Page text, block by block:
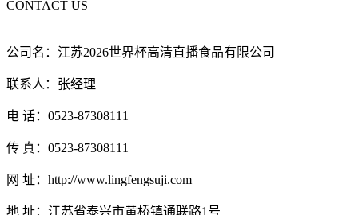
CONTACT US
公司名：江苏2026世界杯高清直播食品有限公司
联系人：张经理
电 话：0523-87308111
传 真：0523-87308111
网 址：http://www.lingfengsuji.com
地 址：江苏省泰兴市黄桥镇通联路1号